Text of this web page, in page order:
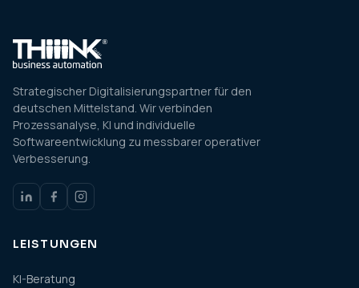
Strategischer Digitalisierungspartner für den
deutschen Mittelstand. Wir verbinden
Prozessanalyse, KI und individuelle
Softwareentwicklung zu messbarer operativer
Verbesserung.
LEISTUNGEN
KI-Beratung